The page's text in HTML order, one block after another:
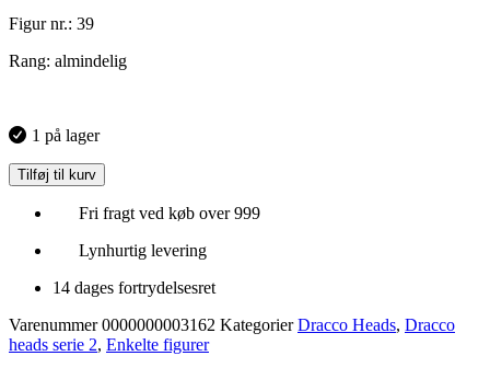
Figur nr.: 39
Rang: almindelig
1 på lager
Tilføj til kurv
Fri fragt ved køb over 999
Lynhurtig levering
14 dages fortrydelsesret
Varenummer0000000003162 Kategorier Dracco Heads, Dracco
heads serie 2, Enkelte figurer